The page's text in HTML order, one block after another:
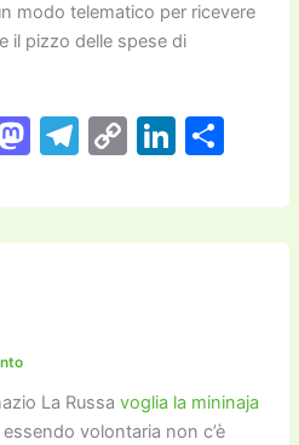
modo telematico per ricevere
il pizzo delle spese di
M
st
o
T
e
gr
C
p
y
Li
k
e
C
n
di
La Russa voglia la mininaja
volontaria non c’è